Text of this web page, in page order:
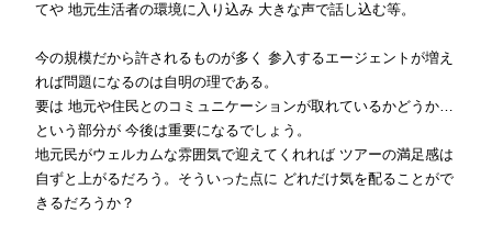
てや 地元生活者の環境に入り込み 大きな声で話し込む等。
今の規模だから許されるものが多く 参入するエージェントが増え
れば問題になるのは自明の理である。
要は 地元や住民とのコミュニケーションが取れているかどうか…
という部分が 今後は重要になるでしょう。
地元民がウェルカムな雰囲気で迎えてくれれば ツアーの満足感は
自ずと上がるだろう。そういった点に どれだけ気を配ることがで
きるだろうか？